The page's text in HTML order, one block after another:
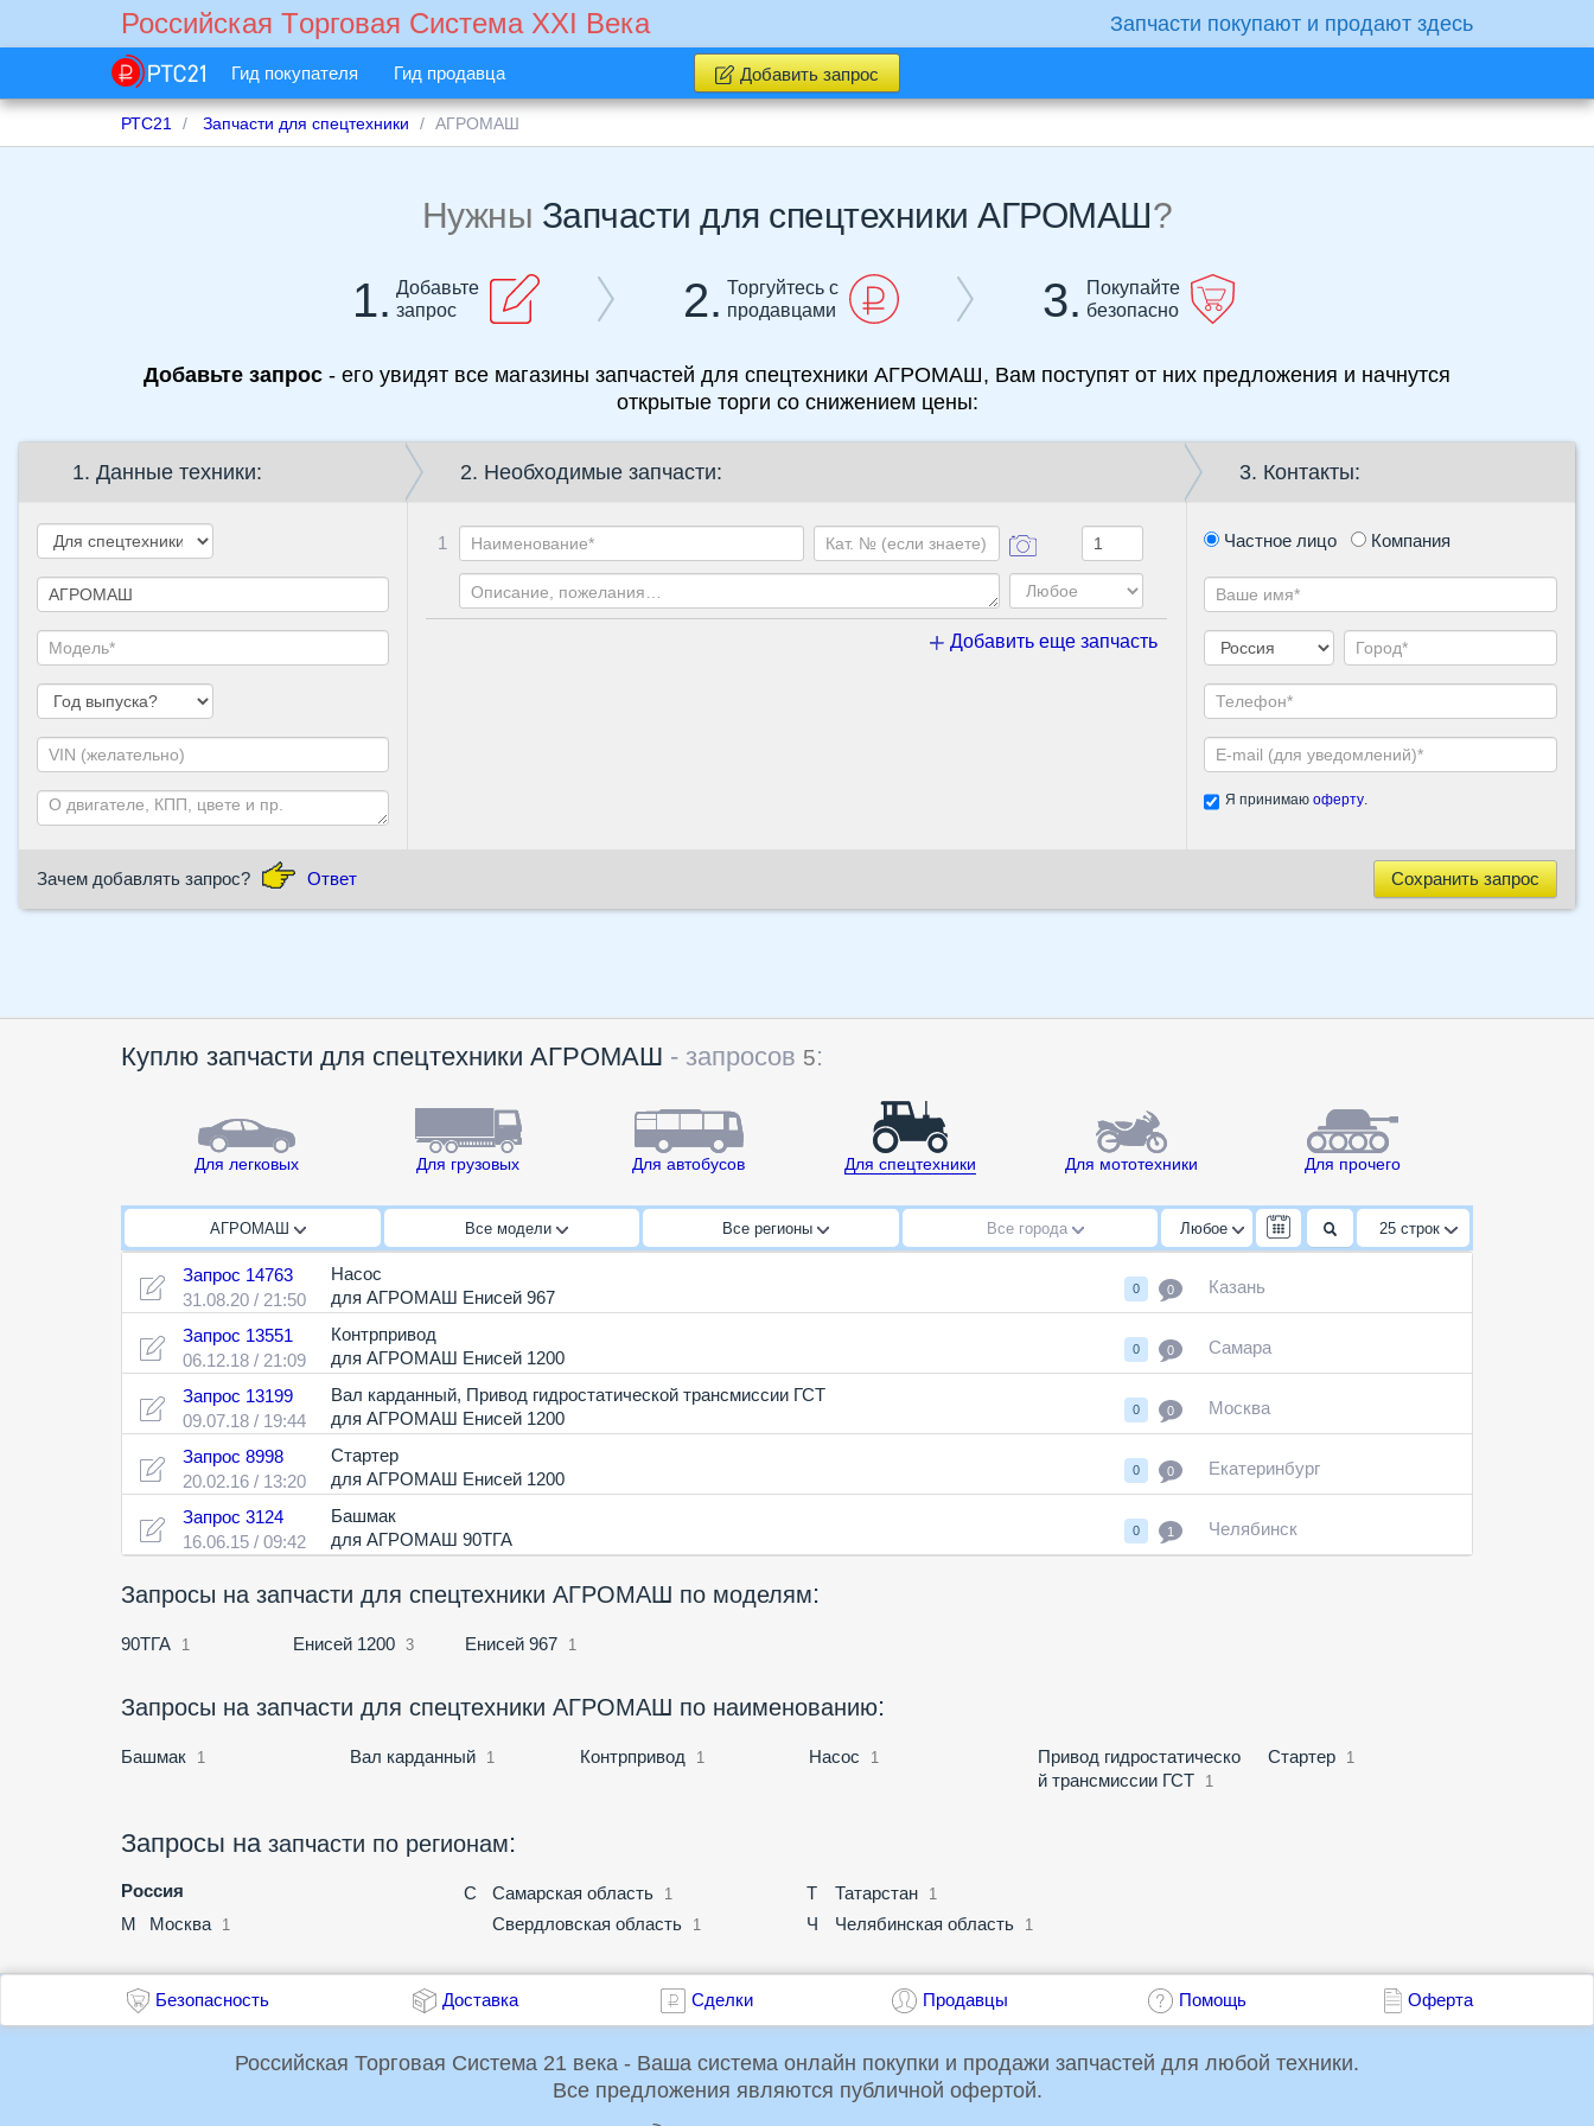
Российская Tорговая Cистема XXI Века Запчасти покупают и продают здесь
Гид покупателя Гид продавца Добавить запрос
РТС21 Запчасти для спецтехники АГРОМАШ
Нужны Запчасти для спецтехники АГРОМАШ?
1. Добавьте
запрос
2. Торгуйтесь с
продавцами
3. Покупайте
безопасно
Добавьте запрос - его увидят все магазины запчастей для спецтехники АГРОМАШ, Вам поступят от них предложения и начнутся
открытые торги со снижением цены:
1. Данные техники: 2. Необходимые запчасти:
1
Добавить еще запчасть
3. Контакты:
Частное лицо Компания
Я принимаю оферту.
Зачем добавлять запрос? Ответ Сохранить запрос
Куплю запчасти для спецтехники АГРОМАШ - запросов 5:
Для легковых Для грузовых Для автобусов Для спецтехники Для мототехники Для прочего
АГРОМАШ Все модели Все регионы Все города Любое 25строк
Запрос 14763
31.08.20 / 21:50
Насос
для АГРОМАШ Енисей 967
0 0 Казань
Запрос 13551
06.12.18 / 21:09
Контрпривод
для АГРОМАШ Енисей 1200
0 0 Самара
Запрос 13199
09.07.18 / 19:44
Вал карданный, Привод гидростатической трансмиссии ГСТ
для АГРОМАШ Енисей 1200
0 0 Москва
Запрос 8998
20.02.16 / 13:20
Стартер
для АГРОМАШ Енисей 1200
0 0 Екатеринбург
Запрос 3124
16.06.15 / 09:42
Башмак
для АГРОМАШ 90ТГА
0 1 Челябинск
Запросы на запчасти для спецтехники АГРОМАШ по моделям:
90ТГА 1 Енисей 1200 3 Енисей 967 1
Запросы на запчасти для спецтехники АГРОМАШ по наименованию:
Башмак 1 Вал карданный 1 Контрпривод 1 Насос 1
Привод гидростатическо
й трансмиссии ГСТ
1
Стартер 1
Запросы на запчасти по регионам:
Россия
М
Москва 1
С Самарская область 1
Свердловская область 1
Т Татарстан 1
Ч Челябинская область 1
Безопасность Доставка Сделки Продавцы Помощь Оферта
Российская Торговая Система 21 века - Ваша система онлайн покупки и продажи запчастей для любой техники.
Все предложения являются публичной офертой.